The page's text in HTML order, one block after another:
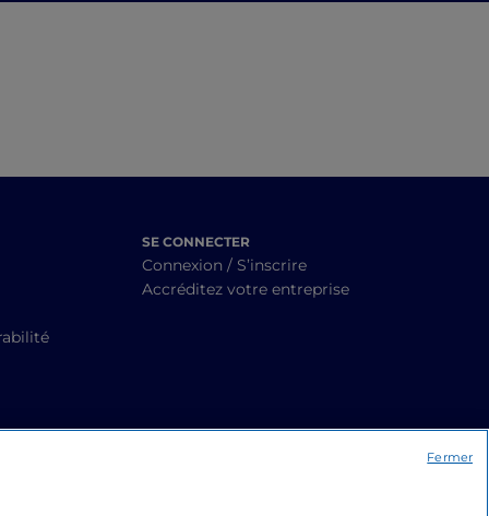
SE CONNECTER
Connexion / S’inscrire
Accréditez votre entreprise
Fermer